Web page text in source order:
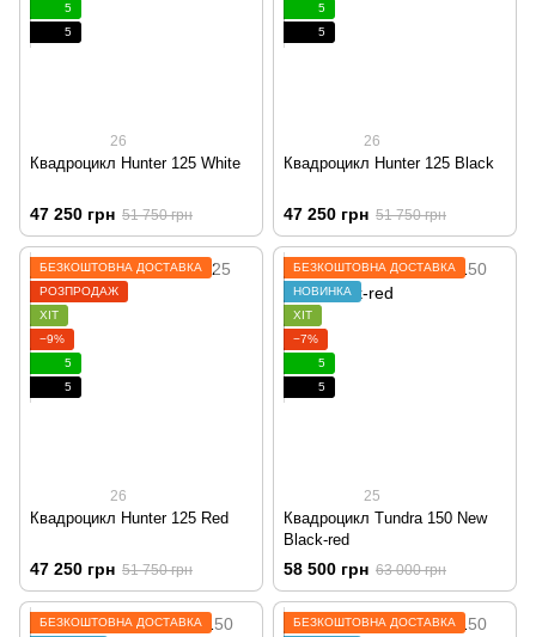
5
5
26
Квадроцикл Hunter 125 White
47 250 грн 51 750 грн
5
5
26
Квадроцикл Hunter 125 Black
47 250 грн 51 750 грн
БЕЗКОШТОВНА ДОСТАВКА
РОЗПРОДАЖ
ХІТ
−9%
5
5
26
Квадроцикл Hunter 125 Red
47 250 грн 51 750 грн
БЕЗКОШТОВНА ДОСТАВКА
НОВИНКА
ХІТ
−7%
5
5
25
Квадроцикл Tundra 150 New
Black-red
58 500 грн 63 000 грн
БЕЗКОШТОВНА ДОСТАВКА
БЕЗКОШТОВНА ДОСТАВКА